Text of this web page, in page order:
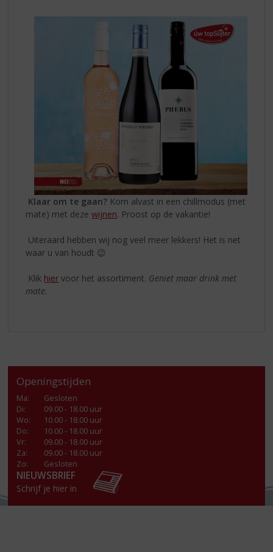
Klaar om te gaan? Kom alvast in een chillmodus (met
mate) met dezewijnen. Proost op de vakantie!
Uiteraard hebben wij nog veel meer lekkers! Het is net
waar u van houdt 😉
Klik hier voor het assortiment. Geniet maar drink met
mate.
Openingstijden
Ma:
Gesloten
Di:
09.00 - 18.00 uur
Wo:
10.00 - 18.00 uur
Do:
10.00 - 18.00 uur
Vr:
09.00 - 18.00 uur
Za:
09.00 - 18.00 uur
Zo:
Gesloten
NIEUWSBRIEF
Schrijf je hier in